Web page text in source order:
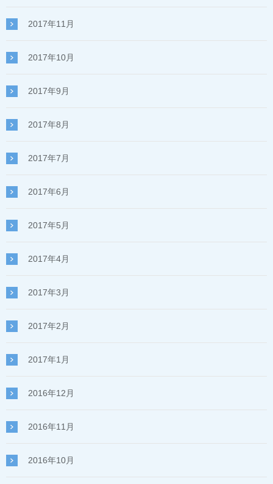
2017年11月
2017年10月
2017年9月
2017年8月
2017年7月
2017年6月
2017年5月
2017年4月
2017年3月
2017年2月
2017年1月
2016年12月
2016年11月
2016年10月